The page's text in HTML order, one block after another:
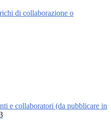
di collaborazione o
e collaboratori (da pubblicare in